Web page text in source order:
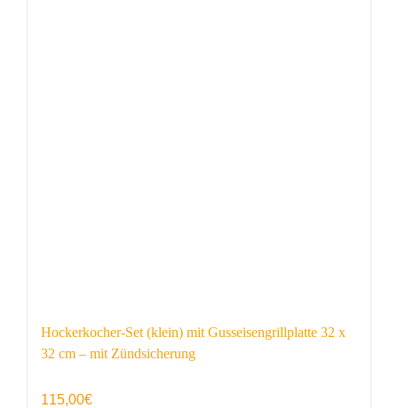
Hockerkocher-Set (klein) mit Gusseisengrillplatte 32 x
32 cm – mit Zündsicherung
115,00€